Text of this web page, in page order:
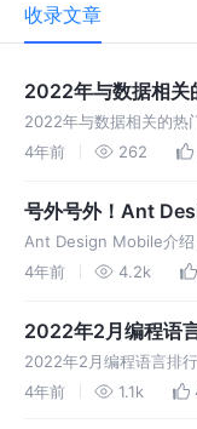
收录文章
2022年与数据相关
些？
2022年与数据相关的热
多形式的数据被发现，
越流行，对新兴软件以
效的系统的需求迅速增加
4年前 262
号外号外！Ant
最新实用指南！
Ant Design Mobile介
官网地址：https://
践，亿万
4年前 4.2k
2022年2月编程语
2022年2月编程语言排
言，即Python、C和
4年前 1.1k